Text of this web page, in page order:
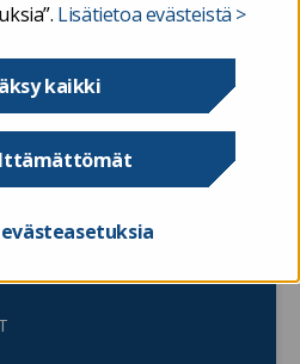
Lisätietoa evästeistä >
kaikki